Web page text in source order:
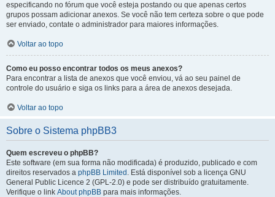
especificando no fórum que você esteja postando ou que apenas certos
grupos possam adicionar anexos. Se você não tem certeza sobre o que pode
ser enviado, contate o administrador para maiores informações.
Voltar ao topo
Como eu posso encontrar todos os meus anexos?
Para encontrar a lista de anexos que você enviou, vá ao seu painel de
controle do usuário e siga os links para a área de anexos desejada.
Voltar ao topo
Sobre o Sistema phpBB3
Quem escreveu o phpBB?
Este software (em sua forma não modificada) é produzido, publicado e com
direitos reservados a phpBB Limited . Está disponível sob a licença GNU
General Public Licence 2 (GPL-2.0) e pode ser distribuído gratuitamente.
Verifique o link About phpBB para mais informações.